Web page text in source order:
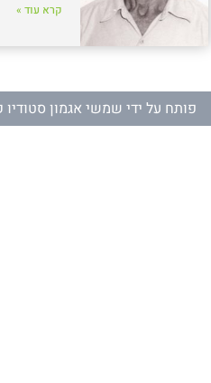
קרא עוד »
פותח על ידי שמשי אגמון סטודיו